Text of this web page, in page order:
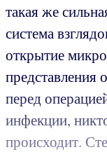
такая же
система
открытие
представления
перед
инфекции,
происходит.